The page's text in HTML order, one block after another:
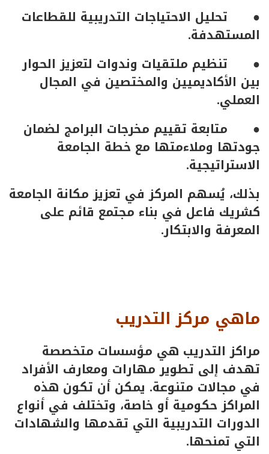
● تحليل الاحتياجات التدريبية للقطاعات
المستهدفة.
● تنظيم ملتقيات وندوات لتعزيز الحوار
بين الأكاديميين والمختصين في المجال
العملي.
● متابعة تقييم مخرجات البرامج لضمان
جودتها وملاءمتها مع خطة الجامعة
الاستراتيجية.
بذلك، يُسهم المركز في تعزيز مكانة الجامعة
كشريك فاعل في بناء مجتمع قائم على
المعرفة والابتكار.
ماهي مركز التدريب
مراكز التدريب هي مؤسسات متخصصة
تهدف إلى تطوير مهارات ومعارف الأفراد
في مجالات متنوعة. يمكن أن تكون هذه
المراكز حكومية أو خاصة، وتختلف في أنواع
الدورات التدريبية التي تقدمها والشهادات
التي تمنحها.